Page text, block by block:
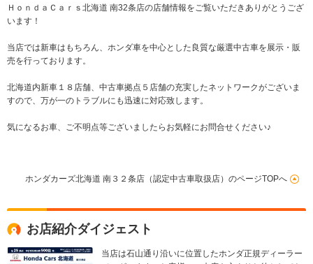
ＨｏｎｄａＣａｒｓ北海道 南32条店の店舗情報をご覧いただきありがとうござ
います！
当店では新車はもちろん、ホンダ車を中心とした良質な厳選中古車を展示・販
売を行っております。
北海道内新車１８店舗、中古車拠点５店舗の充実したネットワークがございま
すので、万が一のトラブルにも迅速に対応致します。
気になるお車、ご不明点等ございましたらお気軽にお問合せください♪
ホンダカーズ北海道 南３２条店（認定中古車取扱店）のページTOPへ
お店紹介ダイジェスト
当店は石山通り沿いに位置したホンダ正規ディーラー